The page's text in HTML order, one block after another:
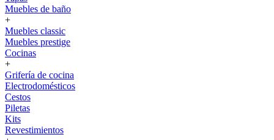
Muebles de baño
+
Muebles classic
Muebles prestige
Cocinas
+
Grifería de cocina
Electrodomésticos
Cestos
Piletas
Kits
Revestimientos